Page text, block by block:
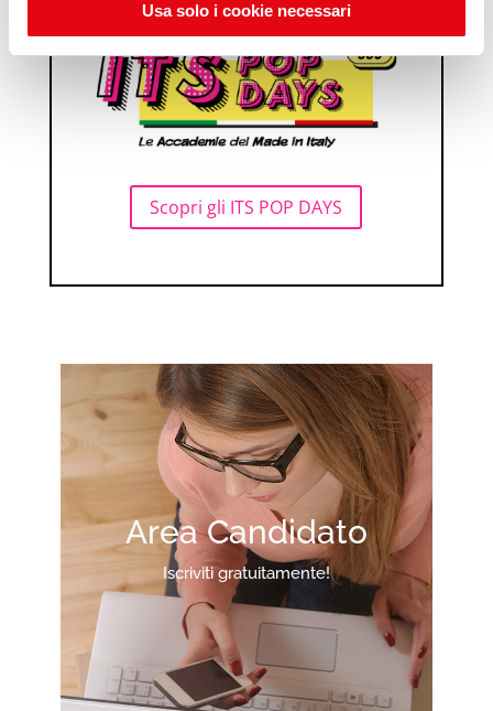
Usa solo i cookie necessari
Scopri gli ITS POP DAYS
Area Candidato
Iscriviti gratuitamente!